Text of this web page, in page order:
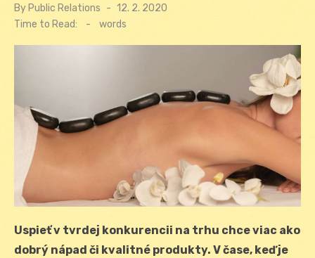
By Public Relations
Posted
on
12. 2. 2020
Time to Read:
- words
Uspieť v tvrdej konkurencii na trhu chce viac ako
dobrý nápad či kvalitné produkty. V čase, keď je